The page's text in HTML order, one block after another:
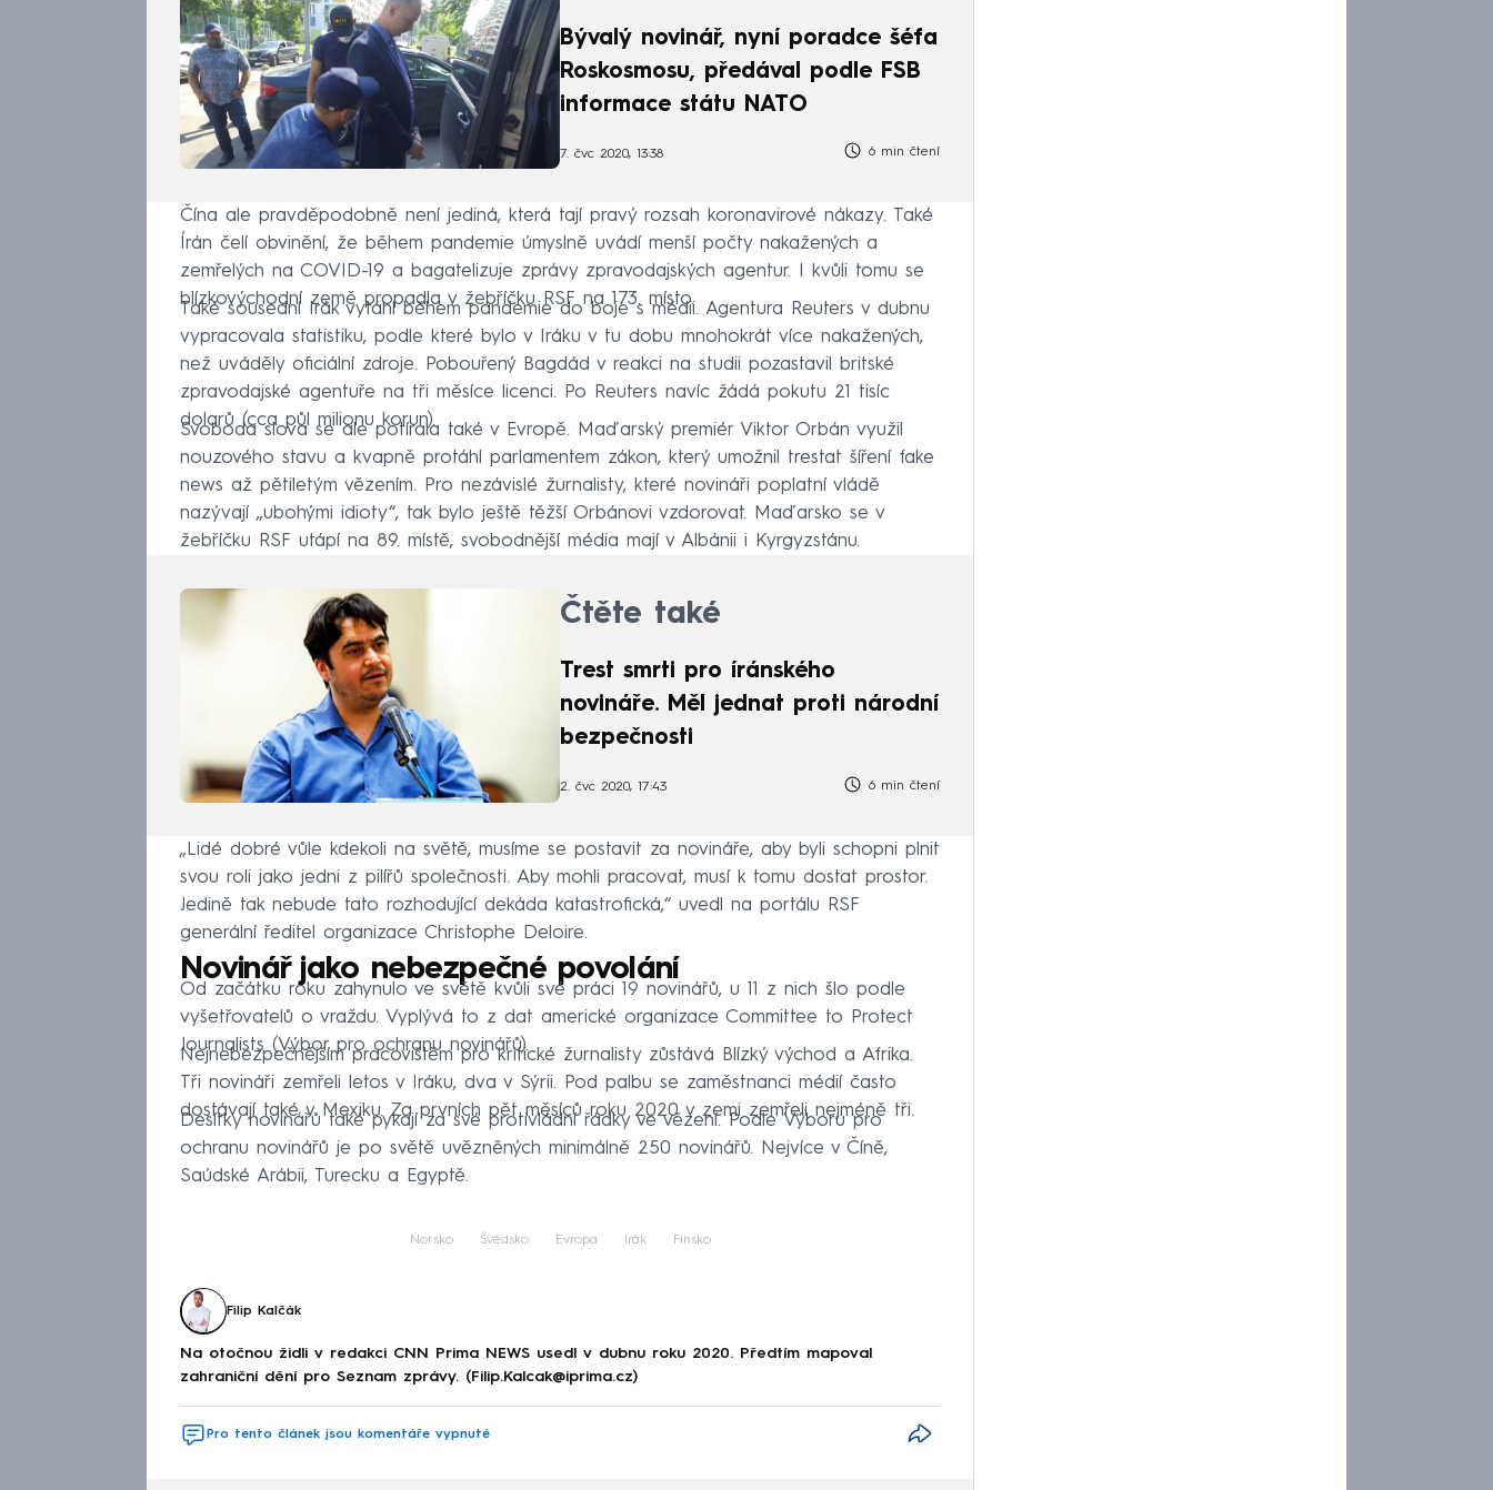
Bývalý novinář, nyní poradce šéfa
Roskosmosu, předával podle FSB
informace státu NATO
7. čvc 2020, 13:38 6 min čtení
Čína ale pravděpodobně není jediná, která tají pravý rozsah koronavirové nákazy. Také
Írán čelí obvinění, že během pandemie úmyslně uvádí menší počty nakažených a
zemřelých na COVID-19 a bagatelizuje zprávy zpravodajských agentur. I kvůli tomu se
blízkovýchodní země propadla v žebříčku RSF na 173. místo.
Také sousední Irák vytáhl během pandemie do boje s médii. Agentura Reuters v dubnu
vypracovala statistiku, podle které bylo v Iráku v tu dobu mnohokrát více nakažených,
než uváděly oficiální zdroje. Pobouřený Bagdád v reakci na studii pozastavil britské
zpravodajské agentuře na tři měsíce licenci. Po Reuters navíc žádá pokutu 21 tisíc
dolarů (cca půl milionu korun).
Svoboda slova se ale potírala také v Evropě. Maďarský premiér Viktor Orbán využil
nouzového stavu a kvapně protáhl parlamentem zákon, který umožnil trestat šíření fake
news až pětiletým vězením. Pro nezávislé žurnalisty, které novináři poplatní vládě
nazývají „ubohými idioty“, tak bylo ještě těžší Orbánovi vzdorovat. Maďarsko se v
žebříčku RSF utápí na 89. místě, svobodnější média mají v Albánii i Kyrgyzstánu.
Čtěte také
Trest smrti pro íránského
novináře. Měl jednat proti národní
bezpečnosti
2. čvc 2020, 17:43 6 min čtení
„Lidé dobré vůle kdekoli na světě, musíme se postavit za novináře, aby byli schopni plnit
svou roli jako jedni z pilířů společnosti. Aby mohli pracovat, musí k tomu dostat prostor.
Jedině tak nebude tato rozhodující dekáda katastrofická,“ uvedl na portálu RSF
generální ředitel organizace Christophe Deloire.
Novinář jako nebezpečné povolání
Od začátku roku zahynulo ve světě kvůli své práci 19 novinářů, u 11 z nich šlo podle
vyšetřovatelů o vraždu. Vyplývá to z dat americké organizace Committee to Protect
Journalists (Výbor pro ochranu novinářů).
Nejnebezpečnějším pracovištěm pro kritické žurnalisty zůstává Blízký východ a Afrika.
Tři novináři zemřeli letos v Iráku, dva v Sýrii. Pod palbu se zaměstnanci médií často
dostávají také v Mexiku. Za prvních pět měsíců roku 2020 v zemi zemřeli nejméně tři.
Desítky novinářů také pykají za své protivládní řádky ve vězení. Podle Výboru pro
ochranu novinářů je po světě uvězněných minimálně 250 novinářů. Nejvíce v Číně,
Saúdské Arábii, Turecku a Egyptě.
Norsko Švédsko Evropa Irák Finsko
Filip Kalčák
Na otočnou židli v redakci CNN Prima NEWS usedl v dubnu roku 2020. Předtím mapoval
zahraniční dění pro Seznam zprávy. (Filip.Kalcak@iprima.cz)
Pro tento článek jsou komentáře vypnuté